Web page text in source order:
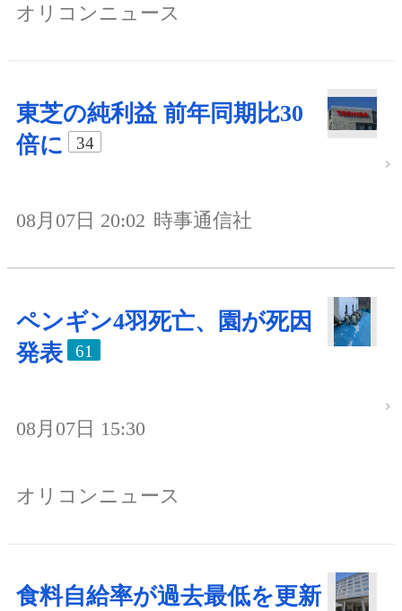
オリコンニュース
東芝の純利益 前年同期比30
倍に
34
08月07日 20:02 時事通信社
ペンギン4羽死亡、園が死因
発表
61
08月07日 15:30
オリコンニュース
食料自給率が過去最低を更新